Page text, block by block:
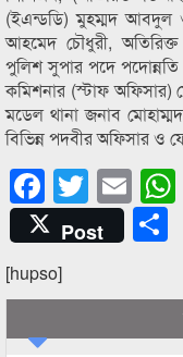
(ইএন্ডডি) মুহম্মদ আবদুল
আহমেদ চৌধুরী,
পুলিশ সুপার পদে পদোন্নতি
কমিশনার (স্টাফ অফিসার)
মডেল থানা জনাব
বিভিন্ন পদবীর অফিসার ও
Post
[hupso]